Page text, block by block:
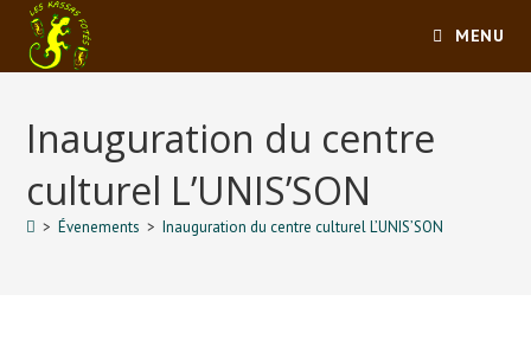
content
MENU
Inauguration du centre
culturel L’UNIS’SON
> Évenements > Inauguration du centre culturel L’UNIS’SON